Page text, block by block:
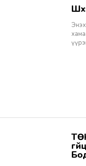
ТӨК-ийн удирдах албан тушаалтны томилгоо: ТУЗ-ийн гишүүн,